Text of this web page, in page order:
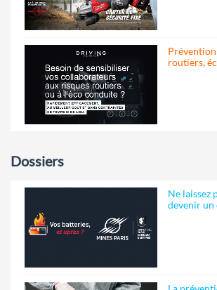
routiers,
Dossiers
Ne laissez
devenir un